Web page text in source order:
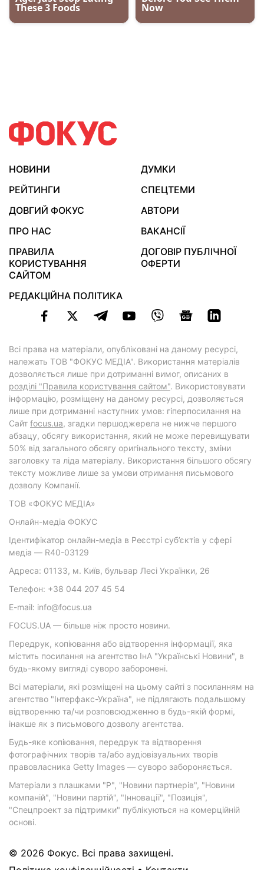
НОВИНИ
ДУМКИ
РЕЙТИНГИ
СПЕЦТЕМИ
ДОВГИЙ ФОКУС
АВТОРИ
ПРО НАС
ВАКАНСІЇ
ПРАВИЛА
КОРИСТУВАННЯ
САЙТОМ
ДОГОВІР ПУБЛІЧНОЇ
ОФЕРТИ
РЕДАКЦІЙНА ПОЛІТИКА
Всі права на матеріали, опубліковані на даному ресурсі,
належать ТОВ "ФОКУС МЕДІА". Використання матеріалів
дозволяється лише при дотриманні вимог, описаних в
розділі "Правила користування сайтом". Використовувати
інформацію, розміщену на даному ресурсі, дозволяється
лише при дотриманні наступних умов: гіперпосилання на
Cайт focus.ua, згадки першоджерела не нижче першого
абзацу, обсягу використання, який не може перевищувати
50% від загального обсягу оригінального тексту, зміни
заголовку та ліда матеріалу. Використання більшого обсягу
тексту можливе лише за умови отримання письмового
дозволу Компанії.
ТОВ «ФОКУС МЕДІА»
Онлайн-медіа ФОКУС
Ідентифікатор онлайн-медіа в Реєстрі суб’єктів у сфері
медіа — R40-03129
Адреса: 01133, м. Київ, бульвар Лесі Українки, 26
Телефон: +38 044 207 45 54
E-mail: info@focus.ua
FOCUS.UA — більше ніж просто новини.
Передрук, копіювання або відтворення інформації, яка
містить посилання на агентство ІнА "Українські Новини", в
будь-якому вигляді суворо заборонені.
Всі матеріали, які розміщені на цьому сайті з посиланням на
агентство "Інтерфакс-Україна", не підлягають подальшому
відтворенню та/чи розповсюдженню в будь-якій формі,
інакше як з письмового дозволу агентства.
Будь-яке копіювання, передрук та відтворення
фотографічних творів та/або аудіовізуальних творів
правовласника Getty Images — суворо забороняється.
Матеріали з плашками "Р", "Новини партнерів", "Новини
компаній", "Новини партій", "Інновації", "Позиція",
"Спецпроект за підтримки" публікуються на комерційній
основі.
© 2026 Фокус. Всі права захищені.